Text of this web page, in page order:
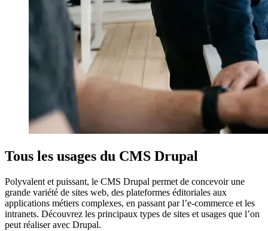
Tous les usages du CMS Drupal
Polyvalent et puissant, le CMS Drupal permet de concevoir une
grande variété de sites web, des plateformes éditoriales aux
applications métiers complexes, en passant par l’e-commerce et les
intranets. Découvrez les principaux types de sites et usages que l’on
peut réaliser avec Drupal.